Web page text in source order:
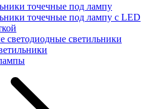
точечные под лампу
точечные под лампу с LED
светодиодные светильники